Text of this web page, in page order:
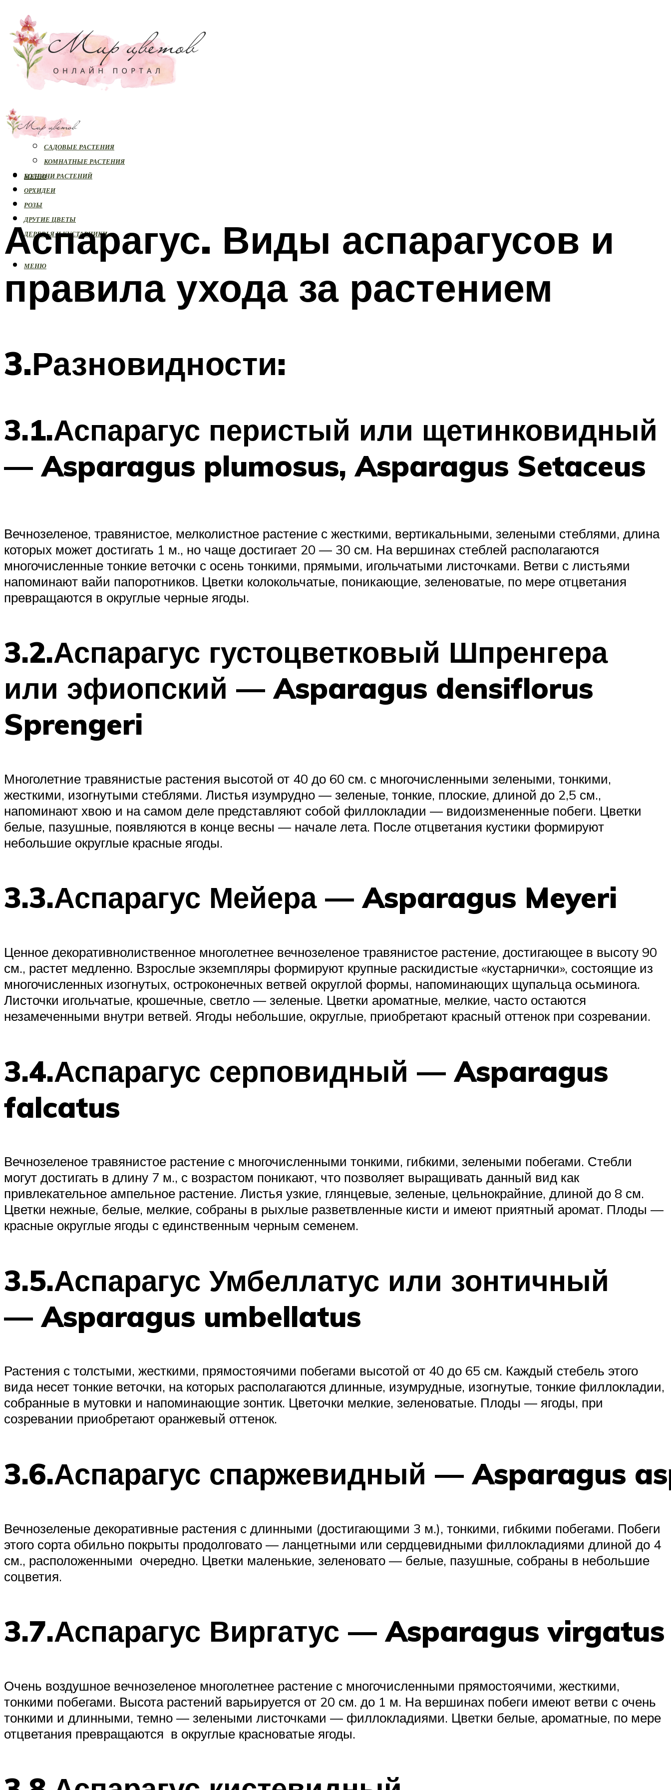
РАСТЕНИЯ
САДОВЫЕ РАСТЕНИЯ
КОМНАТНЫЕ РАСТЕНИЯ
БОЛЕЗНИ РАСТЕНИЙ
ОРХИДЕИ
РОЗЫ
ДРУГИЕ ЦВЕТЫ
ДЕРЕВЬЯ И КУСТАРНИКИ
МЕНЮ
МЕНЮ
Аспарагус. Виды аспарагусов и
правила ухода за растением
3.Разновидности:
3.1.Аспарагус перистый или щетинковидный
— Asparagus plumosus, Asparagus Setaceus
Вечнозеленое, травянистое, мелколистное растение с жесткими, вертикальными, зелеными стеблями, длина
которых может достигать 1 м., но чаще достигает 20 — 30 см. На вершинах стеблей располагаются
многочисленные тонкие веточки с осень тонкими, прямыми, игольчатыми листочками. Ветви с листьями
напоминают вайи папоротников. Цветки колокольчатые, поникающие, зеленоватые, по мере отцветания
превращаются в округлые черные ягоды.
3.2.Аспарагус густоцветковый Шпренгера
или эфиопский — Asparagus densiflorus
Sprengeri
Многолетние травянистые растения высотой от 40 до 60 см. с многочисленными зелеными, тонкими,
жесткими, изогнутыми стеблями. Листья изумрудно — зеленые, тонкие, плоские, длиной до 2,5 см.,
напоминают хвою и на самом деле представляют собой филлокладии — видоизмененные побеги. Цветки
белые, пазушные, появляются в конце весны — начале лета. После отцветания кустики формируют
небольшие округлые красные ягоды.
3.3.Аспарагус Мейера — Asparagus Meyeri
Ценное декоративнолиственное многолетнее вечнозеленое травянистое растение, достигающее в высоту 90
см., растет медленно. Взрослые экземпляры формируют крупные раскидистые «кустарнички», состоящие из
многочисленных изогнутых, остроконечных ветвей округлой формы, напоминающих щупальца осьминога.
Листочки игольчатые, крошечные, светло — зеленые. Цветки ароматные, мелкие, часто остаются
незамеченными внутри ветвей. Ягоды небольшие, округлые, приобретают красный оттенок при созревании.
3.4.Аспарагус серповидный — Asparagus
falcatus
Вечнозеленое травянистое растение с многочисленными тонкими, гибкими, зелеными побегами. Стебли
могут достигать в длину 7 м., с возрастом поникают, что позволяет выращивать данный вид как
привлекательное ампельное растение. Листья узкие, глянцевые, зеленые, цельнокрайние, длиной до 8 см.
Цветки нежные, белые, мелкие, собраны в рыхлые разветвленные кисти и имеют приятный аромат. Плоды —
красные округлые ягоды с единственным черным семенем.
3.5.Аспарагус Умбеллатус или зонтичный
— Asparagus umbellatus
Растения с толстыми, жесткими, прямостоячими побегами высотой от 40 до 65 см. Каждый стебель этого
вида несет тонкие веточки, на которых располагаются длинные, изумрудные, изогнутые, тонкие филлокладии,
собранные в мутовки и напоминающие зонтик. Цветочки мелкие, зеленоватые. Плоды — ягоды, при
созревании приобретают оранжевый оттенок.
3.6.Аспарагус спаржевидный — Asparagus
Вечнозеленые декоративные растения с длинными (достигающими 3 м.), тонкими, гибкими побегами. Побеги
этого сорта обильно покрыты продолговато — ланцетными или сердцевидными филлокладиями длиной до 4
см., расположенными очередно. Цветки маленькие, зеленовато — белые, пазушные, собраны в небольшие
соцветия.
3.7.Аспарагус Виргатус — Asparagus virgatus
Очень воздушное вечнозеленое многолетнее растение с многочисленными прямостоячими, жесткими,
тонкими побегами. Высота растений варьируется от 20 см. до 1 м. На вершинах побеги имеют ветви с очень
тонкими и длинными, темно — зелеными листочками — филлокладиями. Цветки белые, ароматные, по мере
отцветания превращаются в округлые красноватые ягоды.